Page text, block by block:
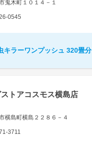
鬼木町１０１４－１
0545
キラーワンプッシュ 320畳分
ストアコスモス横島店
横島町横島２２８６－４
3711